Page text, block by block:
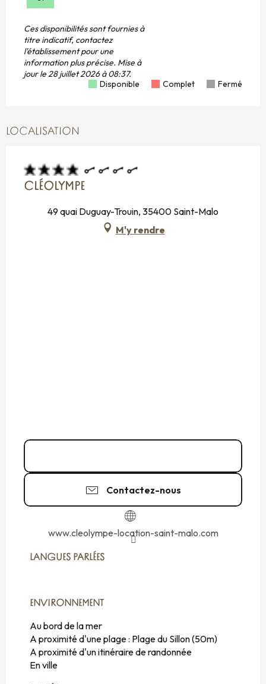
Ces disponibilités sont fournies à
titre indicatif, contactez
l'établissement pour une
information plus précise. Mise à
jour le28 juillet 2026 à 08:37.
Disponible
Complet Fermé
LOCALISATION
CLÉOLYMPE
49 quai Duguay-Trouin, 35400 Saint-Malo
M'y rendre
Contactez-nous
www.cleolympe-location-saint-malo.com
LANGUES PARLÉES
LANGUES PARLÉES
ENVIRONNEMENT
ENVIRONNEMENT
Au bord de la mer
A proximité d'une plage : Plage du Sillon(50m)
A proximité d'un itinéraire de randonnée
En ville